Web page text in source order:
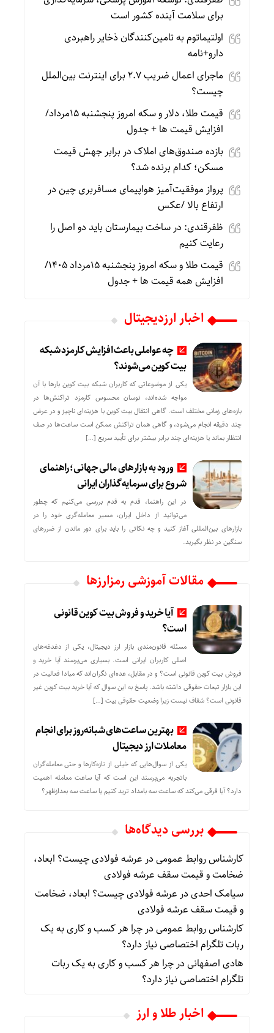
برای سلامت آینده کشور است
اولتیماتوم به تامین‌کنندگان ذخایر راهبردی
دارو+نامه
ماجرای اعمال ضریب ۲.۷ برای اینترنت بین‌الملل
چیست؟
قیمت طلا، دلار و سکه امروز پنجشنبه 15مرداد/
افزایش قیمت ها + جدول
بازده صندوق‌های املاک در برابر جهش قیمت
مسکن؛ کدام برنده شد؟
پرواز موفقیت‌آمیز هواپیمای مسافربری چین در
ارتفاع بالا /عکس
ظفرقندی: در ساخت بیمارستان باید دو اصل را
رعایت کنیم
قیمت طلا و سکه امروز پنجشنبه 15مرداد 1405/
افزایش همه قیمت ها + جدول
اخبار ارزدیجیتال
چه عواملی باعث افزایش کارمزد شبکه
بیت کوین می‌شوند؟
یکی از موضوعاتی که کاربران شبکه بیت کوین بارها با آن
مواجه شده‌اند، نوسان محسوس کارمزد تراکنش‌ها در
بازه‌های زمانی مختلف است. گاهی انتقال بیت کوین با هزینه‌ای ناچیز و در عرض
چند دقیقه انجام می‌شود، و گاهی همان تراکنش ممکن است ساعت‌ها در صف
انتظار بماند یا هزینه‌ای چند برابر بیشتر برای تأیید سریع […]
ورود به بازارهای مالی جهانی؛ راهنمای
شروع برای سرمایه‌گذاران ایرانی
در این راهنما، قدم به قدم بررسی می‌کنیم که چطور
می‌توانید از داخل ایران، مسیر معامله‌گری خود را در
بازارهای بین‌المللی آغاز کنید و چه نکاتی را باید برای دور ماندن از ضررهای
سنگین در نظر بگیرید.
مقالات آموزشی رمزارزها
آیا خرید و فروش بیت کوین قانونی
است؟
مسئله قانون‌مندی بازار ارز دیجیتال، یکی از دغدغه‌های
اصلی کاربران ایرانی است. بسیاری می‌پرسند آیا خرید و
فروش بیت کوین قانونی است؟ و در مقابل، عده‌ای نگران‌اند که مبادا فعالیت در
این بازار تبعات حقوقی داشته باشد. پاسخ به این سوال که آیا خرید بیت کوین غیر
قانونی است؟ شفاف نیست زیرا وضعیت حقوقی بیت‌ […]
بهترین ساعت‌های شبانه‌روز برای انجام
معاملات ارز دیجیتال
یکی از سوال‌هایی که خیلی از تازه‌کارها و حتی معامله‌گران
باتجربه می‌پرسند این است که آیا ساعت معامله اهمیت
دارد؟ آیا فرقی می‌کند که ساعت سه بامداد ترید کنیم یا ساعت سه بعدازظهر؟
بررسی دیدگاه‌ها
کارشناس روابط عمومیدر عرشه فولادی چیست؟ ابعاد،
ضخامت و قیمت سقف عرشه فولادی
سیامک احدیدر عرشه فولادی چیست؟ ابعاد، ضخامت
و قیمت سقف عرشه فولادی
کارشناس روابط عمومیدرچرا هر کسب‌ و کاری به یک
ربات تلگرام اختصاصی نیاز دارد؟
هادی اصفهانیدرچرا هر کسب‌ و کاری به یک ربات
تلگرام اختصاصی نیاز دارد؟
اخبار طلا و ارز